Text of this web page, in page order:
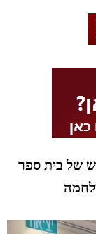
של בית ספר